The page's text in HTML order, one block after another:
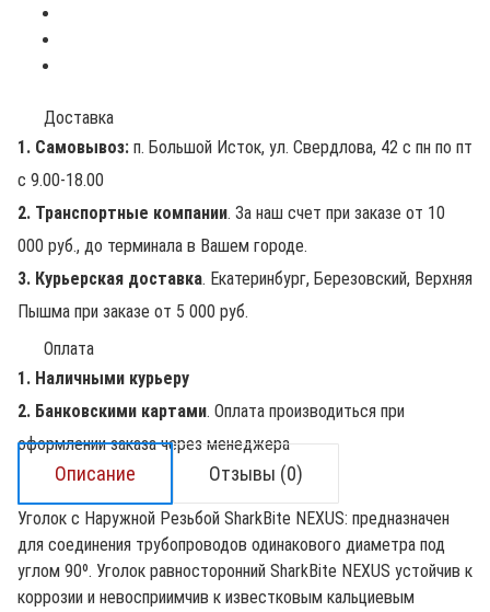
Доставка
1. Самовывоз: п. Большой Исток, ул. Свердлова, 42 с пн по пт
с 9.00-18.00
2. Транспортные компании. За наш счет при заказе от 10
000 руб., до терминала в Вашем городе.
3. Курьерская доставка. Екатеринбург, Березовский, Верхняя
Пышма при заказе от 5 000 руб.
Оплата
1. Наличными курьеру
2. Банковскими картами. Оплата производиться при
оформлении заказа через менеджера
Описание Отзывы (0)
Уголок с Наружной Резьбой SharkBite NEXUS: предназначен
для соединения трубопроводов одинакового диаметра под
углом 90º. Уголок равносторонний SharkBite NEXUS устойчив к
коррозии и невосприимчив к известковым кальциевым